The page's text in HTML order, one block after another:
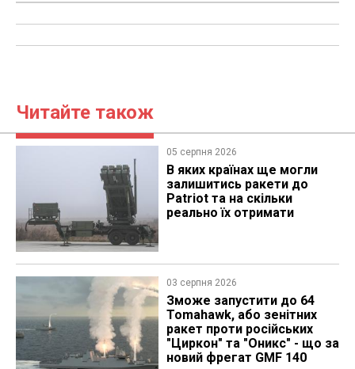
Читайте також
05 серпня 2026
В яких країнах ще могли
залишитись ракети до
Patriot та на скільки
реально їх отримати
03 серпня 2026
Зможе запустити до 64
Tomahawk, або зенітних
ракет проти російських
"Циркон" та "Оникс" - що за
новий фрегат GMF 140